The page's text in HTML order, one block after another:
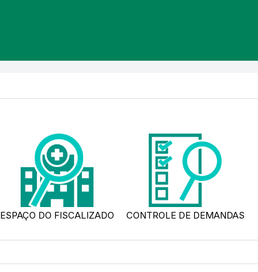
ESPAÇO DO FISCALIZADO CONTROLE DE DEMANDAS